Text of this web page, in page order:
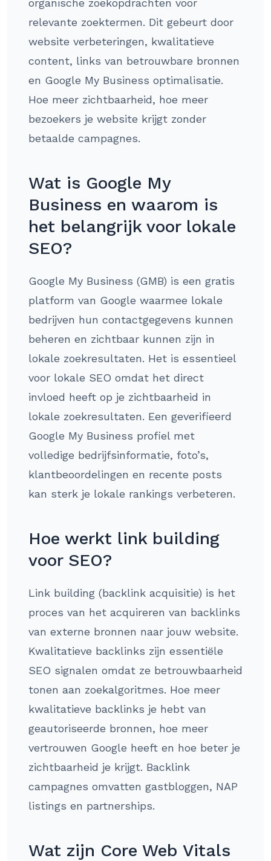
organische zoekopdrachten voor
relevante zoektermen. Dit gebeurt door
website verbeteringen, kwalitatieve
content, links van betrouwbare bronnen
en Google My Business optimalisatie.
Hoe meer zichtbaarheid, hoe meer
bezoekers je website krijgt zonder
betaalde campagnes.
Wat is Google My
Business en waarom is
het belangrijk voor lokale
SEO?
Google My Business (GMB) is een gratis
platform van Google waarmee lokale
bedrijven hun contactgegevens kunnen
beheren en zichtbaar kunnen zijn in
lokale zoekresultaten. Het is essentieel
voor lokale SEO omdat het direct
invloed heeft op je zichtbaarheid in
lokale zoekresultaten. Een geverifieerd
Google My Business profiel met
volledige bedrijfsinformatie, foto’s,
klantbeoordelingen en recente posts
kan sterk je lokale rankings verbeteren.
Hoe werkt link building
voor SEO?
Link building (backlink acquisitie) is het
proces van het acquireren van backlinks
van externe bronnen naar jouw website.
Kwalitatieve backlinks zijn essentiële
SEO signalen omdat ze betrouwbaarheid
tonen aan zoekalgoritmes. Hoe meer
kwalitatieve backlinks je hebt van
geautoriseerde bronnen, hoe meer
vertrouwen Google heeft en hoe beter je
zichtbaarheid je krijgt. Backlink
campagnes omvatten gastbloggen, NAP
listings en partnerships.
Wat zijn Core Web Vitals